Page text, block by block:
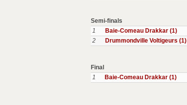
Semi-finals
1
Baie-Comeau Drakkar (1)
2
Drummondville Voltigeurs (1)
Final
1
Baie-Comeau Drakkar (1)